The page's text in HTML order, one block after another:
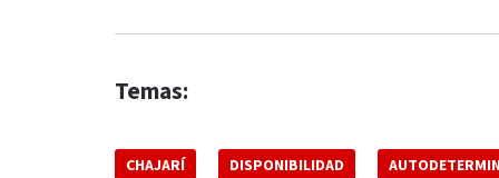
Temas:
CHAJARÍ DISPONIBILIDAD